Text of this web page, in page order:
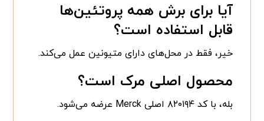
آیا برای برش همه پروتئین‌ها
قابل استفاده است؟
خیر، فقط در محل‌های دارای متیونین عمل می‌کند.
محصول اصلی مرک است؟
بله، با کد ۸۲۰۱۹۴ اصلی Merck عرضه می‌شود.